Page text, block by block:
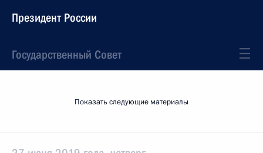
Президент России
Государственный Совет
Показать следующие материалы